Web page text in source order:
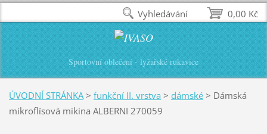
Sportovní oblečení - lyžařské rukavice
ÚVODNÍ STRÁNKA > funkční II. vrstva > dámské > Dámská
mikroflísová mikina ALBERNI 270059
0,00 Kč
Vyhledávání